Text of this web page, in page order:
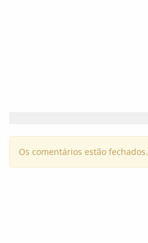
Os comentários estão fechados.